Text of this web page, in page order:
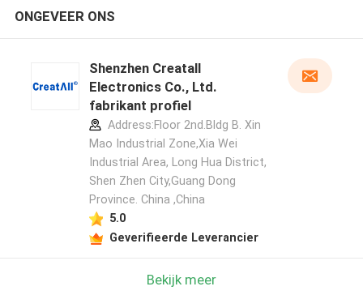
ONGEVEER ONS
Shenzhen Creatall
Electronics Co., Ltd.
fabrikant profiel
Address:Floor 2nd.Bldg B. Xin
Mao Industrial Zone,Xia Wei
Industrial Area, Long Hua District,
Shen Zhen City,Guang Dong
Province. China ,China
5.0
Geverifieerde Leverancier
Bekijk meer